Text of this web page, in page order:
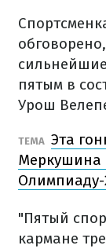
пятым в
Урош
ТЕМА Эта
Меркушина
Олимпиаду-
"Пятый
кармане